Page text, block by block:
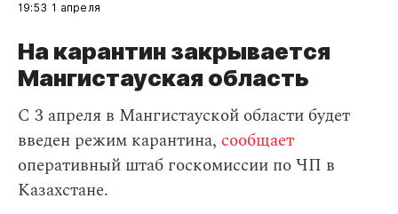
19:53 1 апреля
На карантин закрывается
Мангистауская область
С 3 апреля в Мангистауской области будет
введен режим карантина, сообщает
оперативный штаб госкомиссии по ЧП в
Казахстане.